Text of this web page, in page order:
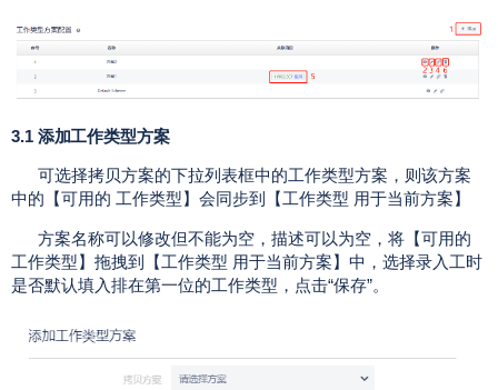
3.1 添加工作类型方案
可选择拷贝方案的下拉列表框中的工作类型方案，则该方案
中的【可用的 工作类型】会同步到【工作类型 用于当前方案】
方案名称可以修改但不能为空，描述可以为空， 将【可用的
工作类型】拖拽到【工作类型 用于当前方案】中，选择录入工时
是否默认填入排在第一位的工作类型，点击“保存”。